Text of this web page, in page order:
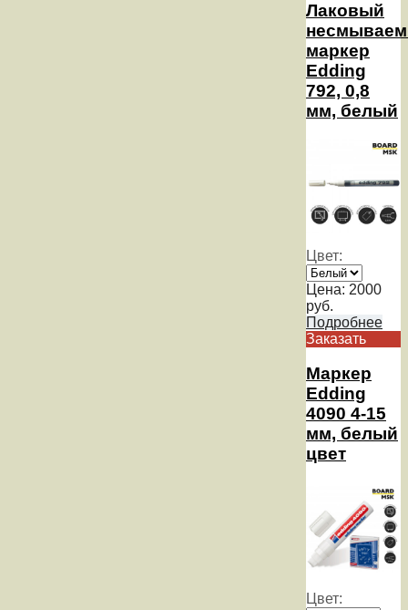
Лаковый
маркер
Edding
792, 0,8
мм, белый
Цвет:
Цена: 2000
руб.
Подробнее
Заказать
Маркер
Edding
4090 4-15
мм, белый
цвет
Цвет: